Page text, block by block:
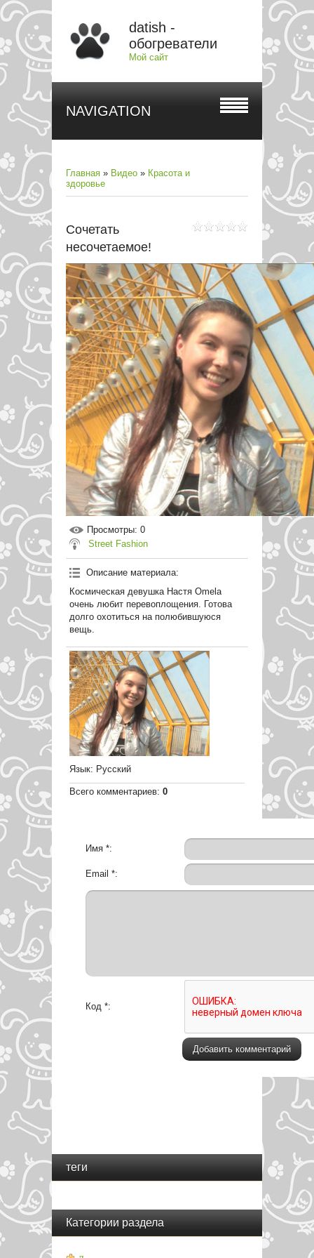
datish -
обогреватели
Мой сайт
NAVIGATION
Главная » Видео » Красота и
здоровье
Сочетать
несочетаемое!
Просмотры: 0
Street Fashion
Описание материала:
Космическая девушка Настя Omela
очень любит перевоплощения. Готова
долго охотиться на полюбившуюся
вещь.
Язык: Русский
Всего комментариев: 0
Имя *:
Email *:
Код *:
теги
Категории раздела